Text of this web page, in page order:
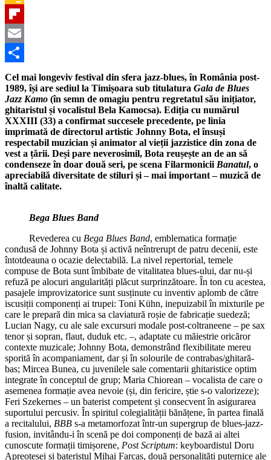
Google
Classroom
Flipboard
Email
Partajează
Cel mai longeviv festival din sfera jazz-blues, în România post-
1989, își are sediul la Timișoara sub titulatura Gala de Blues
Jazz Kamo (în semn de omagiu pentru regretatul său inițiator,
ghitaristul și vocalistul Bela Kamocsa). Ediția cu numărul
XXXIII (33) a confirmat succesele precedente, pe linia
imprimată de directorul artistic Johnny Bota, el însuși
respectabil muzician și animator al vieții jazzistice din zona de
vest a țării. Deși pare neverosimil, Bota reușește an de an să
condenseze în doar două seri, pe scena Filarmonicii Banatul, o
apreciabilă diversitate de stiluri și – mai important – muzică de
înaltă calitate.
Bega Blues Band
Revederea cu Bega Blues Band, emblematica formație
condusă de Johnny Bota și activă neîntrerupt de patru decenii, este
întotdeauna o ocazie delectabilă. La nivel repertorial, temele
compuse de Bota sunt îmbibate de vitalitatea blues-ului, dar nu-și
refuză pe alocuri angularități plăcut surprinzătoare. În ton cu acestea,
pasajele improvizatorice sunt susținute cu inventiv aplomb de către
iscusiții componenți ai trupei: Toni Kühn, inepuizabil în mixturile pe
care le prepară din mica sa claviatură roșie de fabricație suedeză;
Lucian Nagy, cu ale sale excursuri modale post-coltraneene – pe sax
tenor și sopran, flaut, duduk etc. –, adaptate cu măiestrie oricăror
contexte muzicale; Johnny Bota, demonstrând flexibilitate mereu
sporită în acompaniament, dar și în solourile de contrabas/ghitară-
bas; Mircea Bunea, cu juvenilele sale comentarii ghitaristice optim
integrate în conceptul de grup; Maria Chiorean – vocalista de care o
asemenea formație avea nevoie (și, din fericire, știe s-o valorizeze);
Feri Szekernes – un baterist competent și consecvent în asigurarea
suportului percusiv. În spiritul colegialității bănățene, în partea finală
a recitalului, BBB s-a metamorfozat într-un supergrup de blues-jazz-
fusion, invitându-i în scenă pe doi componenți de bază ai altei
cunoscute formații timișorene, Post Scriptum: keyboardistul Doru
Apreotesei și bateristul Mihai Farcaș, două personalități puternice ale